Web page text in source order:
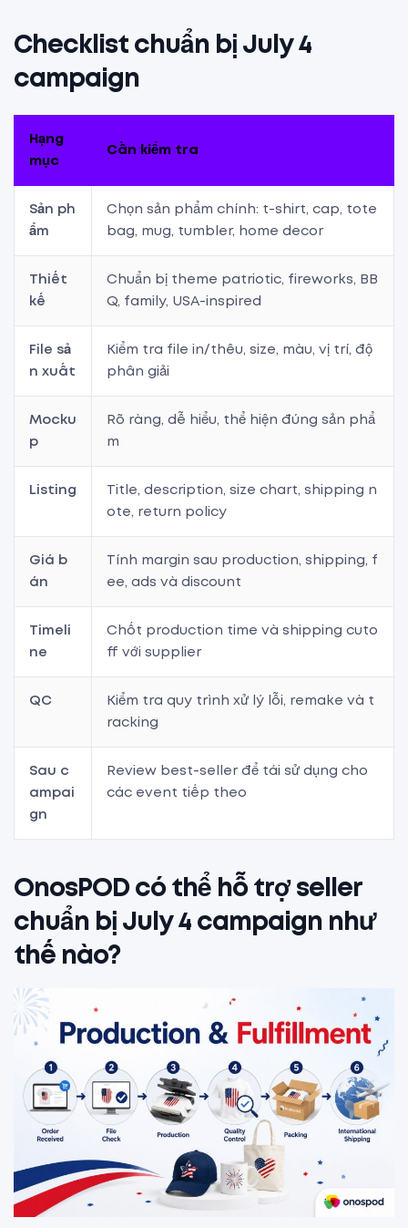
Checklist chuẩn bị July 4
campaign
Hạng
mục
Cần kiểm tra
Sản ph
ẩm
Chọn sản phẩm chính: t-shirt, cap, tote
bag, mug, tumbler, home decor
Thiết
kế
Chuẩn bị theme patriotic, fireworks, BB
Q, family, USA-inspired
File sả
n xuất
Kiểm tra file in/thêu, size, màu, vị trí, độ
phân giải
Mocku
p
Rõ ràng, dễ hiểu, thể hiện đúng sản phẩ
m
Listing
Title, description, size chart, shipping n
ote, return policy
Giá b
án
Tính margin sau production, shipping, f
ee, ads và discount
Timeli
ne
Chốt production time và shipping cuto
ff với supplier
QC
Kiểm tra quy trình xử lý lỗi, remake và t
racking
Sau c
ampai
gn
Review best-seller để tái sử dụng cho
các event tiếp theo
OnosPOD có thể hỗ trợ seller
chuẩn bị July 4 campaign như
thế nào?